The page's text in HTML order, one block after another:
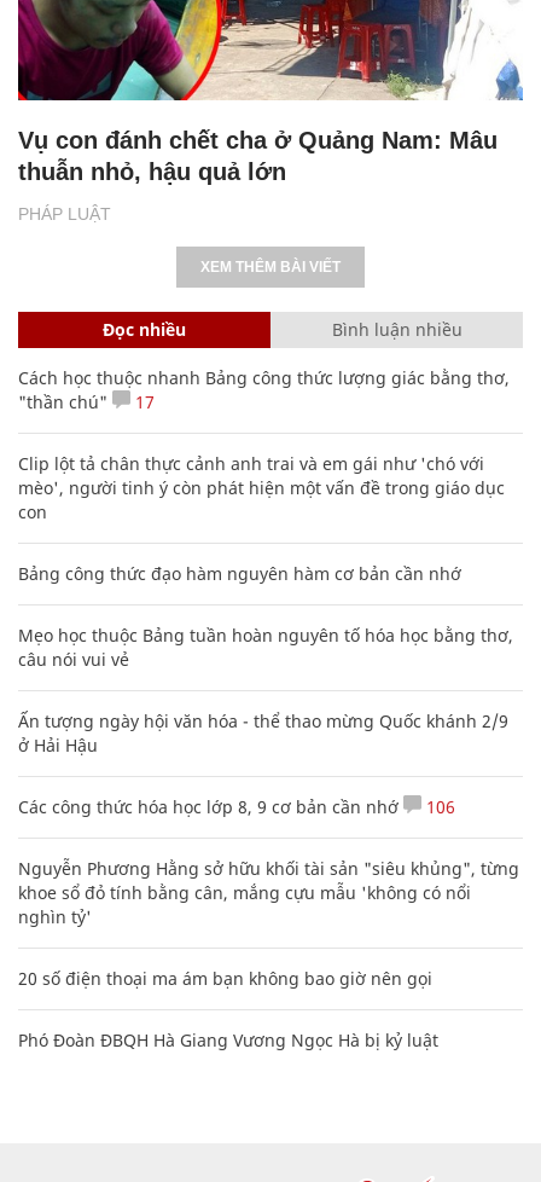
PHÁP LUẬT
Vụ con đánh chết cha ở Quảng Nam: Mâu
thuẫn nhỏ, hậu quả lớn
XEM THÊM BÀI VIẾT
Đọc nhiều Bình luận nhiều
Cách học thuộc nhanh Bảng công thức lượng giác bằng thơ,
"thần chú"
17
Clip lột tả chân thực cảnh anh trai và em gái như 'chó với
mèo', người tinh ý còn phát hiện một vấn đề trong giáo dục
con
Bảng công thức đạo hàm nguyên hàm cơ bản cần nhớ
Mẹo học thuộc Bảng tuần hoàn nguyên tố hóa học bằng thơ,
câu nói vui vẻ
Ấn tượng ngày hội văn hóa - thể thao mừng Quốc khánh 2/9
ở Hải Hậu
Các công thức hóa học lớp 8, 9 cơ bản cần nhớ 106
Nguyễn Phương Hằng sở hữu khối tài sản "siêu khủng", từng
khoe sổ đỏ tính bằng cân, mắng cựu mẫu 'không có nổi
nghìn tỷ'
20 số điện thoại ma ám bạn không bao giờ nên gọi
Phó Đoàn ĐBQH Hà Giang Vương Ngọc Hà bị kỷ luật